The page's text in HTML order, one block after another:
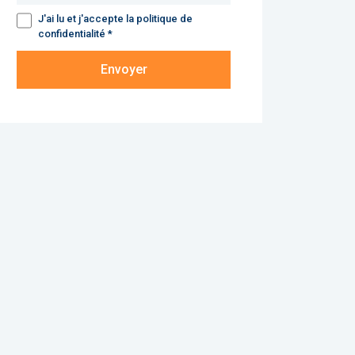
J'ai lu et j'accepte la politique de
confidentialité *
Envoyer